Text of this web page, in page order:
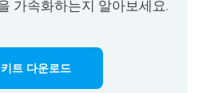
가속화하는지 알아보세요.
트 다운로드